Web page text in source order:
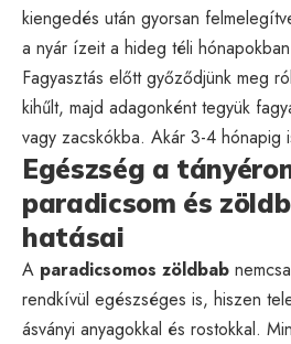
kiengedés után gyorsan
a nyár ízeit a hideg téli
Fagyasztás előtt győződjünk meg
kihűlt, majd adagonként tegyük
vagy zacskókba. Akár 3-4 hónapig
Egészség a
paradicsom és
hatásai
A paradicsomos zöldbab
rendkívül egészséges is, hiszen
ásványi anyagokkal és rostokkal.